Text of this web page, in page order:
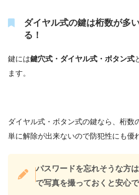
ダイヤル式の鍵は桁数が多
る！
鍵には鍵穴式・ダイヤル式・ボタン式
ます。
ダイヤル式・ボタン式の鍵なら、桁数
単に解除が出来ないので防犯性にも優
パスワードを忘れそうな方
で写真を撮っておくと安心で